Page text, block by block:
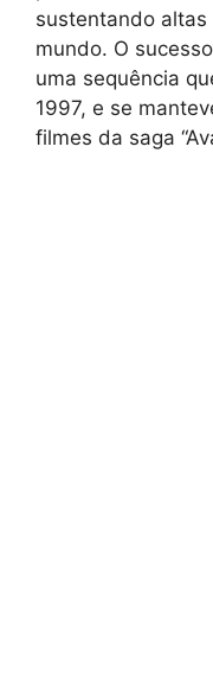
sustentando
mundo. O
uma sequência
1997, e se
filmes da saga